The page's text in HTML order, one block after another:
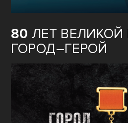
80 ЛЕТ
ГОРОД–ГЕРОЙ